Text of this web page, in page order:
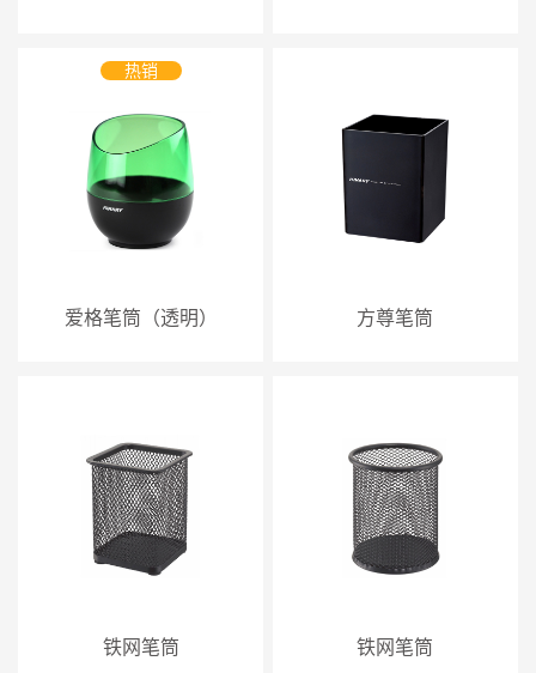
热销
爱格笔筒（透明） 方尊笔筒
铁网笔筒 铁网笔筒